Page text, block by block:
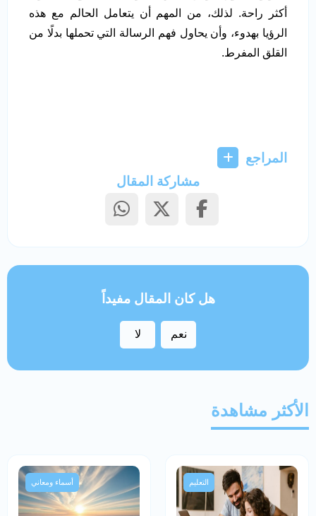
أكثر راحة. لذلك، من المهم أن يتعامل الحالم مع هذه
الرؤيا بهدوء، وأن يحاول فهم الرسالة التي تحملها بدلًا من
القلق المفرط.
المراجع
مشاركة المقال
هل كان المقال مفيداً
نعم لا
الأكثر مشاهدة
التعليم أسماء ومعاني